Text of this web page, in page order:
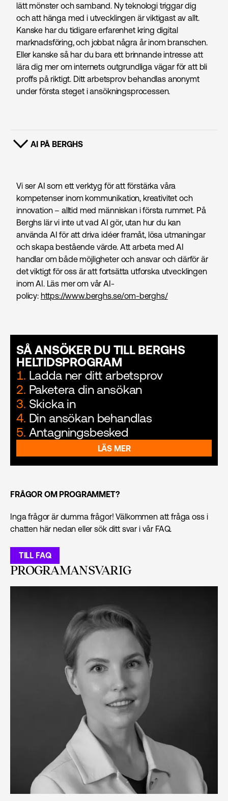
lätt mönster och samband. Ny teknologi triggar dig
och att hänga med i utvecklingen är viktigast av allt.
Kanske har du tidigare erfarenhet kring digital
marknads­föring, och jobbat några år inom branschen.
Eller kanske så har du bara ett brinnande intresse att
lära dig mer om internets outgrundliga vägar för att bli
proffs på riktigt. Ditt arbetsprov behandlas anonymt
under första steget i ansökningsprocessen.
VISA INNEHÅLL
AI PÅ BERGHS
Vi ser AI som ett verktyg för att förstärka våra
kompetenser inom kommunikation, kreativitet och
innovation – alltid med människan i första rummet. På
Berghs lär vi inte ut vad AI gör, utan hur du kan
använda AI för att driva idéer framåt, lösa utmaningar
och skapa bestående värde. Att arbeta med AI
handlar om både möjligheter och ansvar och därför är
det viktigt för oss är att fortsätta utforska utvecklingen
inom AI. Läs mer om vår AI-
policy: https://www.berghs.se/om-berghs/
SÅ ANSÖKER DU TILL BERGHS
HELTIDSPROGRAM
LÄS MER
1. Ladda ner ditt arbetsprov
2. Paketera din ansökan
3. Skicka in
4. Din ansökan behandlas
5. Antagningsbesked
FRÅGOR OM PROGRAMMET?
Inga frågor är dumma frågor! Välkommen att fråga oss i
chatten här nedan eller sök ditt svar i vår FAQ.
TILL FAQ
PROGRAMANSVARIG